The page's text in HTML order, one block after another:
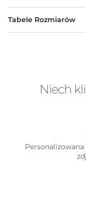
Tabele Rozmiarów
Niech
Personalizowana